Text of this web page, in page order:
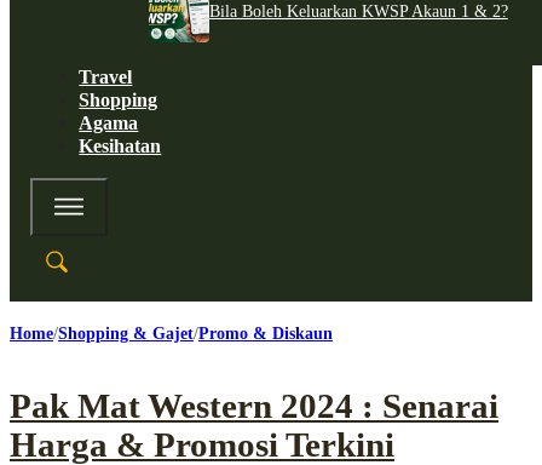
Bila Boleh Keluarkan KWSP Akaun 1 & 2?
Travel
Shopping
Agama
Kesihatan
Home Shopping & Gajet Promo & Diskaun
Pak Mat Western 2024 : Senarai
Harga & Promosi Terkini